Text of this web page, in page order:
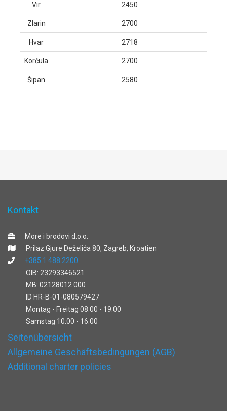
Vir 2450
Zlarin 2700
Hvar 2718
Korčula 2700
Šipan 2580
Kontakt
More i brodovi d.o.o.
Prilaz Gjure Deželića 80, Zagreb, Kroatien
+385 1 488 2200
OIB: 23293346521
MB: 02128012 000
ID HR-B-01-080579427
Montag - Freitag 08:00 - 19:00
Samstag 10:00 - 16:00
Seitenübersicht
Allgemeine Geschäftsbedingungen (AGB)
Additional charter policies